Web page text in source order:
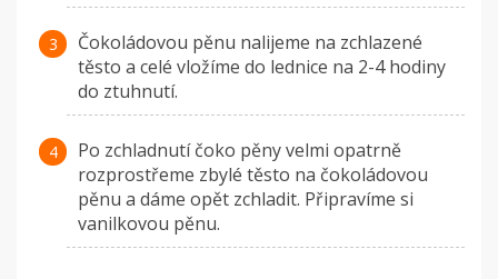
Čokoládovou pěnu nalijeme na zchlazené
těsto a celé vložíme do lednice na 2-4 hodiny
do ztuhnutí.
Po zchladnutí čoko pěny velmi opatrně
rozprostřeme zbylé těsto na čokoládovou
pěnu a dáme opět zchladit. Připravíme si
vanilkovou pěnu.